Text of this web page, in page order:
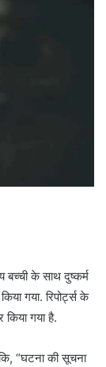
बच्ची के साथ दुष्कर्म
गया. रिपोर्ट्स के
गया है.
“घटना की सूचना